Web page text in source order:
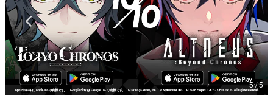
「経験値」「裏技」「ラスボス」… ゲームにまつわる言葉
の起源や用法の変遷を、コンピューター文化史研究家・タ
イニーP氏が徹底調査。
カテゴリ
特集記事
5 / 5